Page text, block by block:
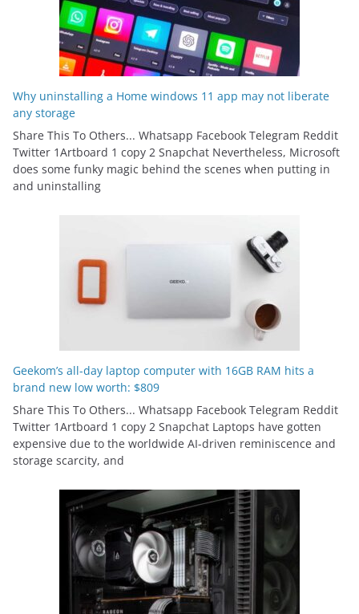
Why uninstalling a Home windows 11 app may not liberate
any storage
Share This To Others... Whatsapp Facebook Telegram Reddit
Twitter 1Artboard 1 copy 2 Snapchat Nevertheless, Microsoft
does some funky magic behind the scenes when putting in
and uninstalling
Geekom’s all-day laptop computer with 16GB RAM hits a
brand new low worth: $809
Share This To Others... Whatsapp Facebook Telegram Reddit
Twitter 1Artboard 1 copy 2 Snapchat Laptops have gotten
expensive due to the worldwide AI-driven reminiscence and
storage scarcity, and